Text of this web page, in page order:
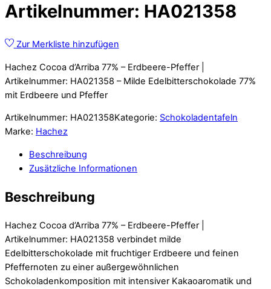
Artikelnummer: HA021358
Zur Merkliste hinzufügen
Hachez Cocoa d’Arriba 77% – Erdbeere-Pfeffer |
Artikelnummer: HA021358 – Milde Edelbitterschokolade 77%
mit Erdbeere und Pfeffer
Artikelnummer: HA021358Kategorie: Schokoladentafeln
Marke: Hachez
Beschreibung
Zusätzliche Informationen
Beschreibung
Hachez Cocoa d’Arriba 77% – Erdbeere-Pfeffer |
Artikelnummer: HA021358 verbindet milde
Edelbitterschokolade mit fruchtiger Erdbeere und feinen
Pfeffernoten zu einer außergewöhnlichen
Schokoladenkomposition mit intensiver Kakaoaromatik und